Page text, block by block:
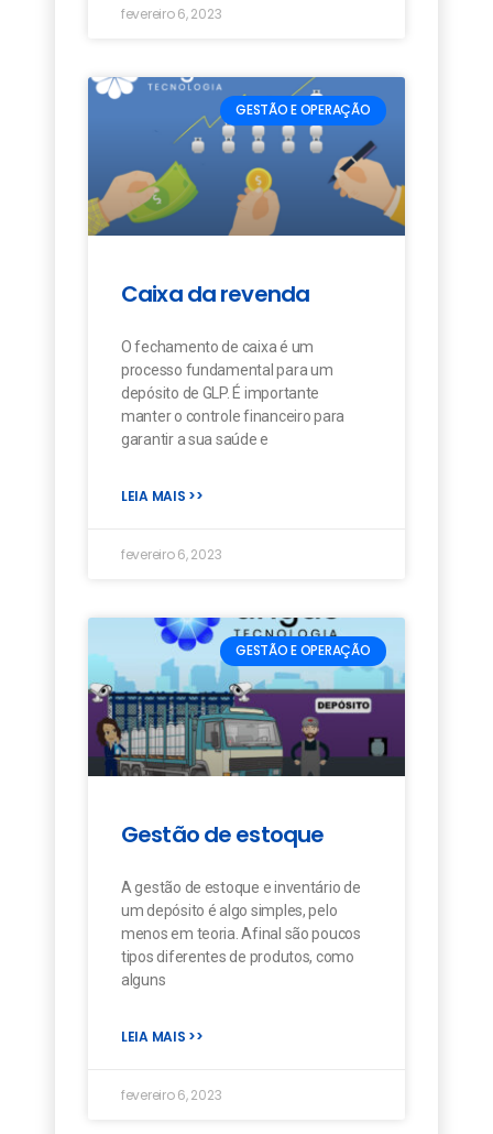
fevereiro 6, 2023
GESTÃO E OPERAÇÃO
Caixa da revenda
O fechamento de caixa é um
processo fundamental para um
depósito de GLP. É importante
manter o controle financeiro para
garantir a sua saúde e
LEIA MAIS >>
fevereiro 6, 2023
GESTÃO E OPERAÇÃO
Gestão de estoque
A gestão de estoque e inventário de
um depósito é algo simples, pelo
menos em teoria. Afinal são poucos
tipos diferentes de produtos, como
alguns
LEIA MAIS >>
fevereiro 6, 2023